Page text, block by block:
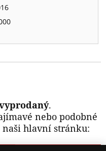
.
nebo podobné
hlavní stránku: